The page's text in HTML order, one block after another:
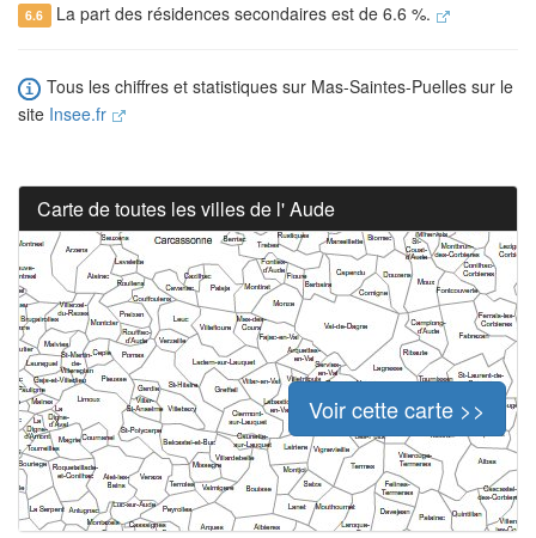
6.6 La part des résidences secondaires est de 6.6 %.
Tous les chiffres et statistiques sur Mas-Saintes-Puelles sur le
site Insee.fr
Carte de toutes les villes de l' Aude
Voir cette carte >>